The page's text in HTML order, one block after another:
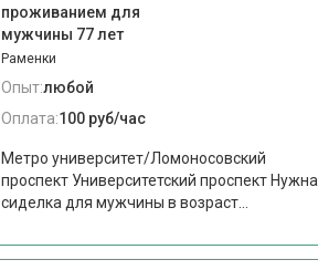
проживанием для
мужчины 77 лет
Раменки
Опыт:любой
Оплата:100 руб/час
Метро университет/Ломоносовский
проспект Университетский проспект Нужна
сиделка для мужчины в возраст...